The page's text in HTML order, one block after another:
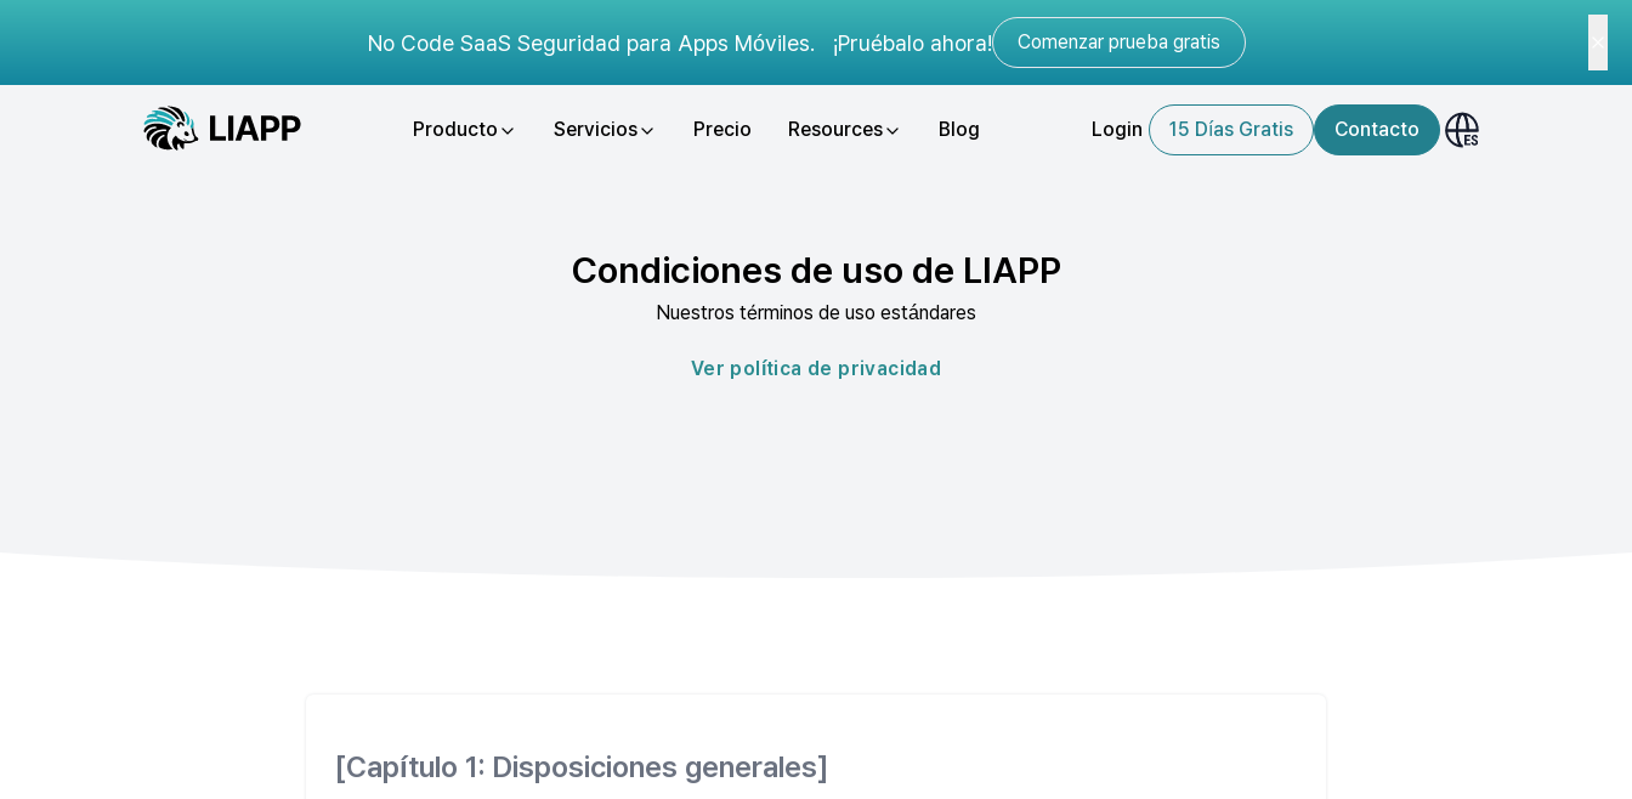
No Code SaaS Seguridad para Apps Móviles. ¡Pruébalo ahora! Comenzar prueba gratis
Producto Servicios Precio Resources Blog Login 15 Días Gratis Contacto
Condiciones de uso de LIAPP
Nuestros términos de uso estándares
Ver política de privacidad
[Capítulo 1: Disposiciones generales]